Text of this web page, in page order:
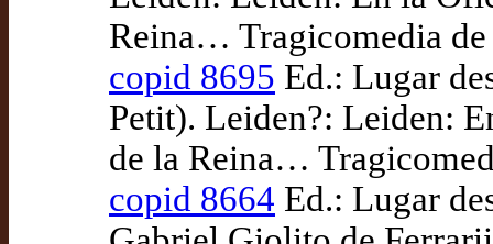
Reina… Tragicomedia
copid 8695 Ed.: Lugar
Petit). Leiden?: Leiden:
de la Reina…
copid 8664 Ed.: Lugar